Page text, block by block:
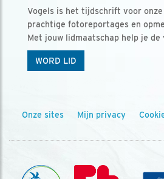
Vogels is het tijdschrift voor
prachtige fotoreportages en
Met jouw lidmaatschap help je de
WORD LID
Onze sites Mijn privacy